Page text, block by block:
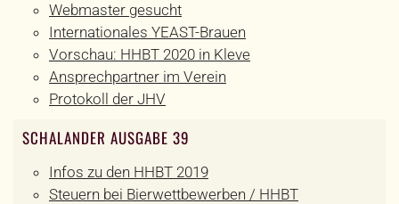
Webmaster gesucht
Internationales YEAST-Brauen
Vorschau: HHBT 2020 in Kleve
Ansprechpartner im Verein
Protokoll der JHV
SCHALANDER AUSGABE 39
Infos zu den HHBT 2019
Steuern bei Bierwettbewerben / HHBT